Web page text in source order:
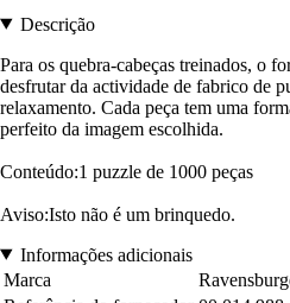
Descrição
Para os quebra-cabeças treinados, o
desfrutar da actividade de fabrico de
relaxamento. Cada peça tem uma
perfeito da imagem escolhida.
Conteúdo:1 puzzle de 1000 peças
Aviso:Isto não é um brinquedo.
Informações adicionais
Marca